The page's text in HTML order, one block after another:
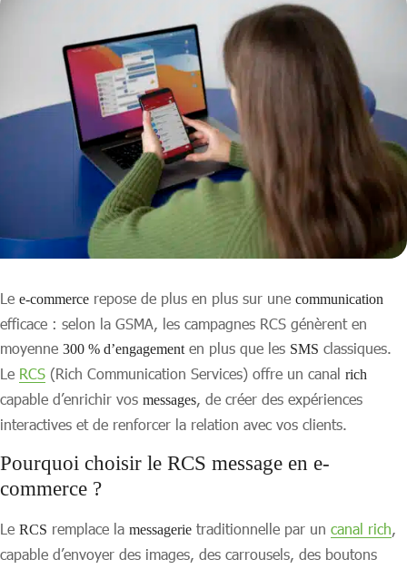
Le e-commerce repose de plus en plus sur une communication
efficace : selon la GSMA, les campagnes RCS génèrent en
moyenne 300 % d’engagement en plus que les SMS classiques.
Le RCS (Rich Communication Services) offre un canal rich
capable d’enrichir vos messages, de créer des expériences
interactives et de renforcer la relation avec vos clients.
Pourquoi choisir le RCS message en e-
commerce ?
Le RCS remplace la messagerie traditionnelle par un canal rich,
capable d’envoyer des images, des carrousels, des boutons